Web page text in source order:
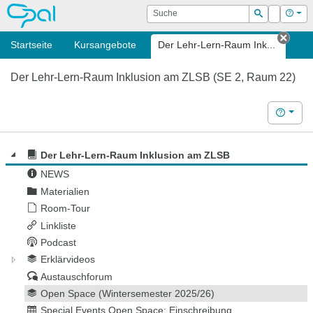
OPAL Suche
Suchen
Login Hilfe
Startseite Kursangebote Der Lehr-Lern-Raum Ink...
Tab
Der Lehr-Lern-Raum Inklusion am ZLSB (SE 2, Raum 22)
Hilfe
Der Lehr-Lern-Raum Inklusion am ZLSB
NEWS
Materialien
Room-Tour
Linkliste
Podcast
Erklärvideos
Austauschforum
Open Space (Wintersemester 2025/26)
Special Events Open Space: Einschreibung